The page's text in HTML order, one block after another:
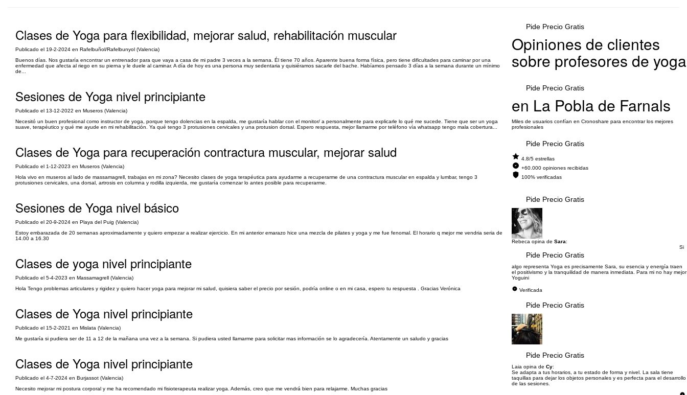
Clases de Yoga para flexibilidad, mejorar salud, rehabilitación muscular
Publicado el 19-2-2024 en Rafelbuñol/Rafelbunyol (Valencia)
Buenos días. Nos gustaría encontrar un entrenador para que vaya a casa de mi padre 3 veces a la semana. Él tiene 70 años. Aparente buena forma física, pero tiene dificultades para caminar por una
enfermedad que afecta al riego en su pierna y le duele al caminar. A día de hoy es una persona muy sedentaria y quisiéramos sacarle del bache. Habíamos pensado 3 días a la semana durante un mínimo
de...
Pide Precio Gratis
Sesiones de Yoga nivel principiante
Publicado el 13-12-2022 en Museros (Valencia)
Necesitó un buen profesional como instructor de yoga, porque tengo dolencias en la espalda, me gustaría hablar con el monitor/ a personalmente para explicarle lo qué me sucede. Tiene que ser un yoga
suave, terapéutico y qué me ayude en mi rehabilitación. Ya qué tengo 3 protusiones cervicales y una protusion dorsal. Espero respuesta, mejor llamarme por teléfono vía whatsapp tengo mala cobertura...
Pide Precio Gratis
Clases de Yoga para recuperación contractura muscular, mejorar salud
Publicado el 1-12-2023 en Museros (Valencia)
Hola vivo en museros al lado de massamagrell, trabajas en mi zona? Necesito clases de yoga terapéutica para ayudarme a recuperarme de una contractura muscular en espalda y lumbar, tengo 3
protusiones cervicales, una dorsal, artrosis en columna y rodilla izquierda, me gustaría comenzar lo antes posible para recuperarme.
Pide Precio Gratis
Sesiones de Yoga nivel básico
Publicado el 20-9-2024 en Playa del Puig (Valencia)
Estoy embarazada de 20 semanas aproximadamente y quiero empezar a realizar ejercicio. En mi anterior emarazo hice una mezcla de pilates y yoga y me fue fenomal. El horario q mejor me vendria seria de
14.00 a 16.30
Pide Precio Gratis
Clases de yoga nivel principiante
Publicado el 5-4-2023 en Massamagrell (Valencia)
Hola Tengo problemas articulares y rigidez y quiero hacer yoga para mejorar mi salud, quisiera saber el precio por sesión, podría online o en mi casa, espero tu respuesta . Gracias Verónica
Pide Precio Gratis
Clases de Yoga nivel principiante
Publicado el 15-2-2021 en Mislata (Valencia)
Me gustaría si pudiera ser de 11 a 12 de la mañana una vez a la semana. Si pudiera usted llamarme para solicitar mas información se lo agradecería. Atentamente un saludo y gracias
Pide Precio Gratis
Clases de Yoga nivel principiante
Publicado el 4-7-2024 en Burjassot (Valencia)
Necesito mejorar mi postura corporal y me ha recomendado mi fisioterapeuta realizar yoga. Además, creo que me vendrá bien para relajarme. Muchas gracias
Pide Precio Gratis
Opiniones de clientes
sobre profesores de yoga
en La Pobla de Farnals
Miles de usuarios confían en Cronoshare para encontrar los mejores
profesionales
4.8/5 estrellas
+60.000 opiniones recibidas
100% verificadas
Rebeca opina de Sara:
Si
algo representa Yoga es precisamente Sara, su esencia y energía traen
el positivismo y la tranquilidad de manera inmediata. Para mi no hay mejor
Yoguini
Verificada
Laia opina de Cy:
Se adapta a tus horarios, a tu estado de forma y nivel. La sala tiene
taquillas para dejar los objetos personales y es perfecta para el desarrollo
de las sesiones.